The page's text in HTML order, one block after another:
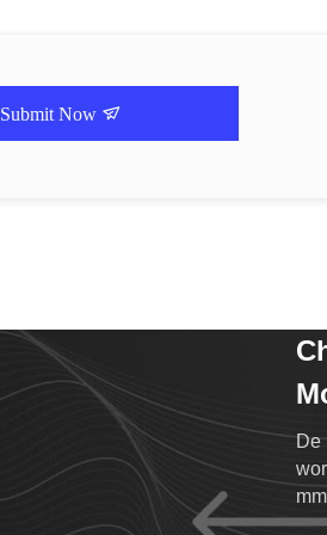
Submit Now
De